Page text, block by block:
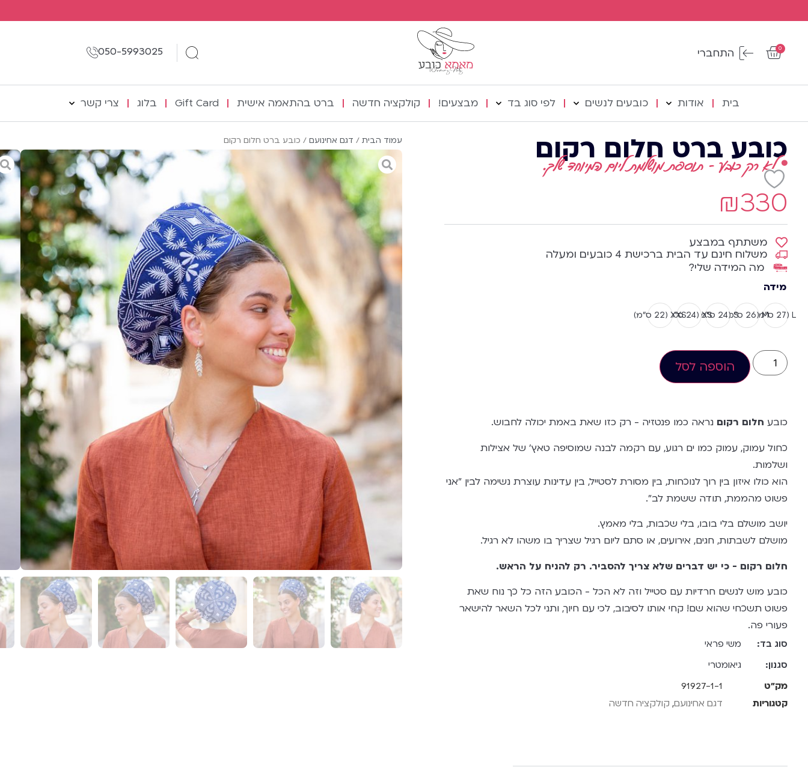
משלוח
הבית
בקניית
כובעים
החזרות
שליחות
10 - ע"פ
התקנון
לנוחותך
בנקודות
המכירה
0 התחברי 050-5993025
בית אודות כובעים לנשים לפי סוג בד מבצעים! קולקציה חדשה ברט בהתאמה אישית Gift Card בלוג צרי קשר
כובע ברט חלום רקום
לא רק כובע - תוספת מושלמת ליום המיוחד שלך.
₪330
משתתף במבצע
משלוח חינם עד הבית ברכישת 4 כובעים ומעלה
מה המידה שלי?
מידה
L (27 ס”מ) M (26 ס”מ) S (24 ס”מ) XS (24 ס"מ) XXS (22 ס”מ)
הוספה לסל
כובע חלום רקום נראה כמו פנטזיה - רק כזו שאת באמת יכולה לחבוש.
כחול עמוק, עמוק כמו ים רגוע, עם רקמה לבנה שמוסיפה טאץ' של אצילות
ושלמות.
הוא כולו איזון בין רוך לנוכחות, בין מסורת לסטייל, בין עדינות עוצרת נשימה לבין "אני
פשוט מהממת, תודה ששמת לב".
יושב מושלם בלי בובו, בלי שכבות, בלי מאמץ.
מושלם לשבתות, חגים, אירועים, או סתם ליום רגיל שצריך בו משהו לא רגיל.
חלום רקום - כי יש דברים שלא צריך להסביר. רק להניח על הראש.
כובע מוש לנשים חרדיות עם סטייל וזה לא הכל - הכובע הזה כל כך נוח שאת
פשוט תשכחי שהוא שם! קחי אותו לסיבוב, לכי עם חיוך, ותני לכל השאר להישאר
פעורי פה.
סוג בד:
משי פראי
סגנון:
גיאומטרי
מק"ט
91927-1-1
קטגוריות
דגם אחינועם, קולקציה חדשה
עמוד הבית / דגם אחינועם / כובע ברט חלום רקום